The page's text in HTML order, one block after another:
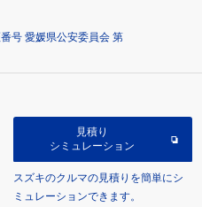
号 愛媛県公安委員会 第
見積り
シミュレーション
スズキのクルマの見積りを簡単にシ
ミュレーションできます。